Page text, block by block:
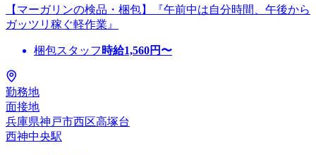
【マーガリンの検品・梱包】『午前中は自分時間、午後から
ガッツリ稼ぐ軽作業』
梱包スタッフ 時給1,560円〜
勤務地
面接地
兵庫県神戸市西区高塚台
西神中央駅